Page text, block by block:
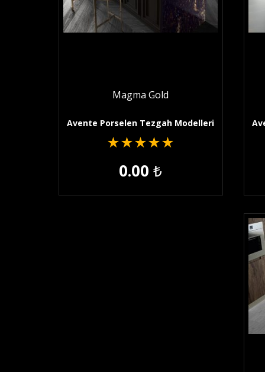
Magma Gold
Avente Porselen Tezgah Modelleri
★★★★★
0.00₺